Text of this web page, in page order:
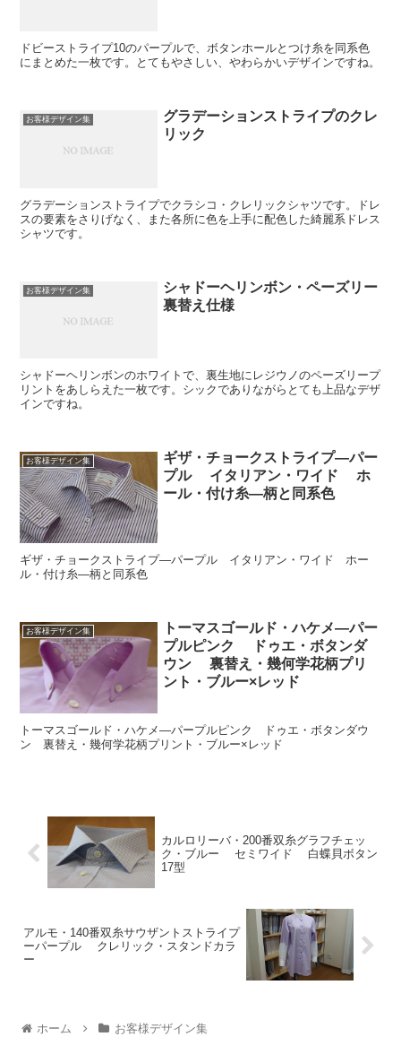
ドビーストライプ10のパープルで、ボタンホールとつけ糸を同系色
にまとめた一枚です。とてもやさしい、やわらかいデザインですね。
お客様デザイン集
グラデーションストライプのクレ
リック
グラデーションストライプでクラシコ・クレリックシャツです。ドレ
スの要素をさりげなく、また各所に色を上手に配色した綺麗系ドレス
シャツです。
お客様デザイン集
シャドーヘリンボン・ペーズリー
裏替え仕様
シャドーヘリンボンのホワイトで、裏生地にレジウノのペーズリープ
リントをあしらえた一枚です。シックでありながらとても上品なデザ
インですね。
お客様デザイン集
ギザ・チョークストライプ―パー
プル イタリアン・ワイド ホ
ール・付け糸―柄と同系色
ギザ・チョークストライプ―パープル イタリアン・ワイド ホー
ル・付け糸―柄と同系色
お客様デザイン集
トーマスゴールド・ハケメ―パー
プルピンク ドゥエ・ボタンダ
ウン 裏替え・幾何学花柄プリ
ント・ブルー×レッド
トーマスゴールド・ハケメ―パープルピンク ドゥエ・ボタンダウ
ン 裏替え・幾何学花柄プリント・ブルー×レッド
カルロリーバ・200番双糸グラフチェッ
ク・ブルー セミワイド 白蝶貝ボタン
17型
アルモ・140番双糸サウザントストライプ
ーパープル クレリック・スタンドカラ
ー
ホーム お客様デザイン集